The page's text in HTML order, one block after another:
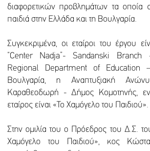
διαφορετικών προβλημάτων τα οποία
παιδιά στην Ελλάδα και τη Βουλγαρία.
Συγκεκριμένα, οι εταίροι του έργου
“Center Nadja”- Sandanski Branch
Regional Department of Education
Βουλγαρία, η Αναπτυξιακή
Καραθεοδωρή - Δήμος Κομοτηνής,
εταίρος είναι «Το Χαμόγελο του Παιδιού».
Στην ομιλία του ο Πρόεδρος του Δ.Σ.
Χαμόγελο του Παιδιού», κος